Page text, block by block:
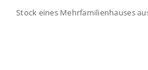
Stock eines Mehrfamilienhauses